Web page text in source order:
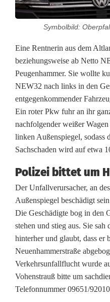
p
e
g
e
l
g
e
s
t
r
e
i
f
t
Symbolbild:
Eine Rentnerin aus dem
beziehungsweise ab Netto
Peugenhammer. Sie wollte
NEW32 nach links in den
entgegenkommender
Ein roter Pkw fuhr an ihr
nachfolgender weißer
linken Außenspiegel, sodass
Sachschaden wird auf etwa
Polizei bittet um
Der Unfallverursacher, an
Außenspiegel beschädigt
Die Geschädigte bog in den
stehen und stieg aus. Sie
hinterher und glaubt, dass er
Neuenhammerstraße
Verkehrsunfallflucht wurde
Vohenstrauß bitte um
Telefonnummer 09651/